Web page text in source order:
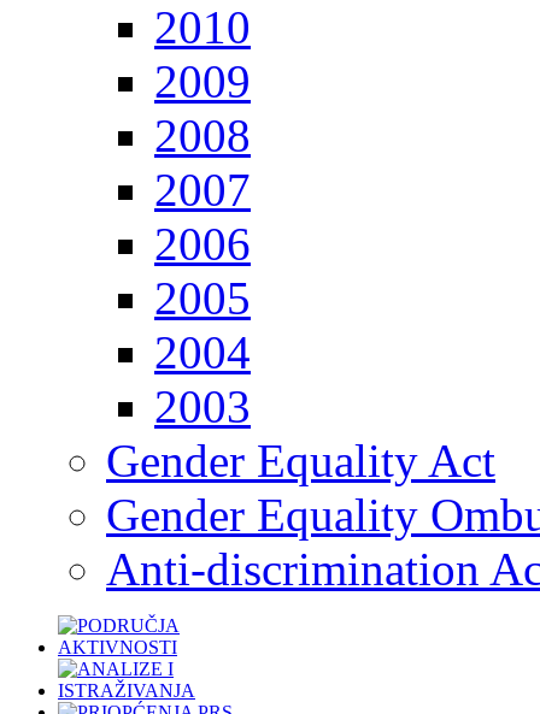
2010
2009
2008
2007
2006
2005
2004
2003
Gender Equality Act
Gender Equality
Anti-discrimination